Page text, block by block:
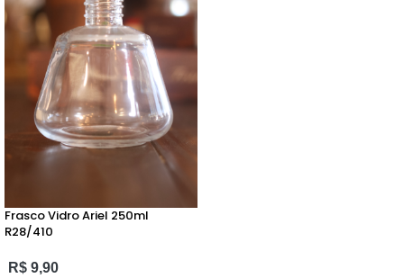
Frasco Vidro Ariel 250ml
R28/410
R$9,90